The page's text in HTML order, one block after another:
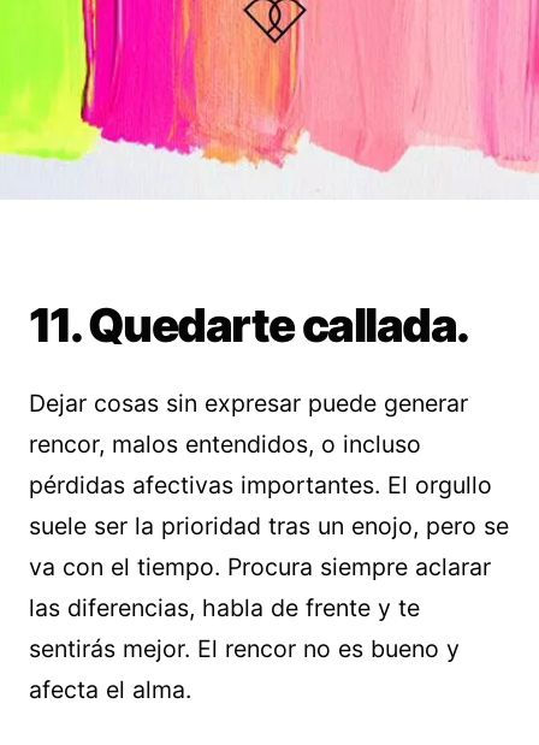
11. Quedarte callada.
Dejar cosas sin expresar puede generar
rencor, malos entendidos, o incluso
pérdidas afectivas importantes. El orgullo
suele ser la prioridad tras un enojo, pero se
va con el tiempo. Procura siempre aclarar
las diferencias, habla de frente y te
sentirás mejor. El rencor no es bueno y
afecta el alma.